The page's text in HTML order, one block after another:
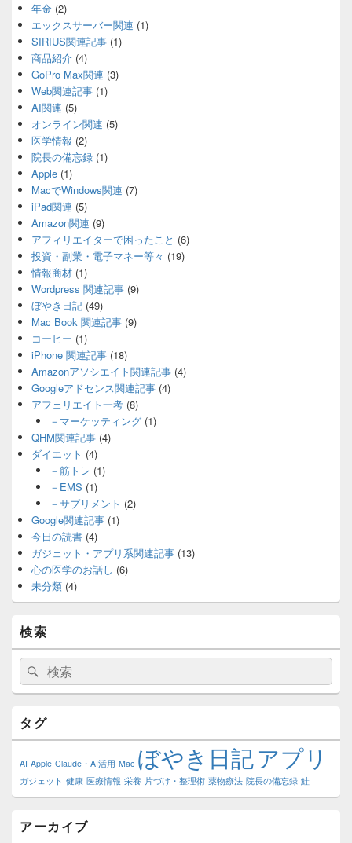
年金 (2)
エックスサーバー関連 (1)
SIRIUS関連記事 (1)
商品紹介 (4)
GoPro Max関連 (3)
Web関連記事 (1)
AI関連 (5)
オンライン関連 (5)
医学情報 (2)
院長の備忘録 (1)
Apple (1)
MacでWindows関連 (7)
iPad関連 (5)
Amazon関連 (9)
アフィリエイターで困ったこと (6)
投資・副業・電子マネー等々 (19)
情報商材 (1)
Wordpress 関連記事 (9)
ぼやき日記 (49)
Mac Book 関連記事 (9)
コーヒー (1)
iPhone 関連記事 (18)
Amazonアソシエイト関連記事 (4)
Googleアドセンス関連記事 (4)
アフェリエイト一考 (8)
－マーケッティング(1)
QHM関連記事 (4)
ダイエット (4)
－筋トレ (1)
－EMS (1)
－サプリメント (2)
Google関連記事 (1)
今日の読書 (4)
ガジェット・アプリ系関連記事 (13)
心の医学のお話し (6)
未分類 (4)
検索
検
索:
検
索
タグ
AI Apple Claude・AI活用 Mac ぼやき日記アプリ
ガジェット 健康 医療情報 栄養 片づけ・整理術 薬物療法 院長の備忘録 鮭
アーカイブ